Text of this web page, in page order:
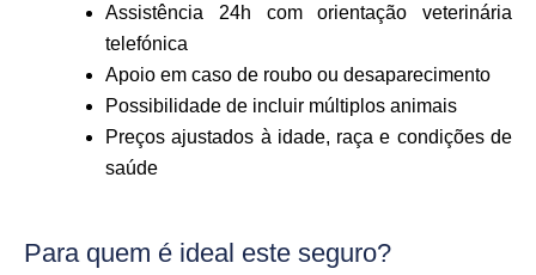
Assistência 24h com orientação veterinária
telefónica
Apoio em caso de roubo ou desaparecimento
Possibilidade de incluir múltiplos animais
Preços ajustados à idade, raça e condições de
saúde
Para quem é ideal este seguro?